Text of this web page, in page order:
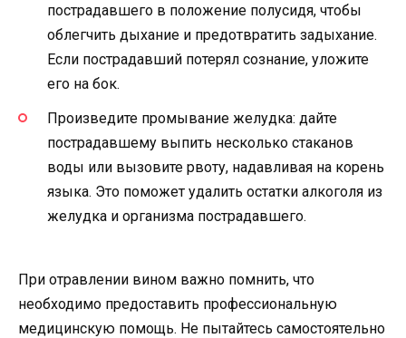
пострадавшего в положение полусидя, чтобы
облегчить дыхание и предотвратить задыхание.
Если пострадавший потерял сознание, уложите
его на бок.
Произведите промывание желудка: дайте
пострадавшему выпить несколько стаканов
воды или вызовите рвоту, надавливая на корень
языка. Это поможет удалить остатки алкоголя из
желудка и организма пострадавшего.
При отравлении вином важно помнить, что
необходимо предоставить профессиональную
медицинскую помощь. Не пытайтесь самостоятельно